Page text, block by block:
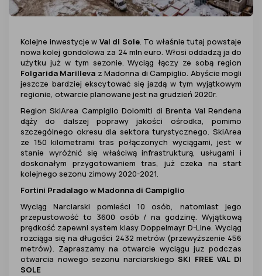
Kolejne inwestycje w Val di Sole. To właśnie tutaj powstaje
nowa kolej gondolowa za 24 mln euro. Włosi oddadzą ja do
użytku już w tym sezonie. Wyciąg łączy ze sobą region
Folgarida Marilleva z Madonna di Campiglio. Abyście mogli
jeszcze bardziej ekscytować się jazdą w tym wyjątkowym
regionie, otwarcie planowane jest na grudzień 2020r.
Region SkiArea Campiglio Dolomiti di Brenta Val Rendena
dąży do dalszej poprawy jakości ośrodka, pomimo
szczególnego okresu dla sektora turystycznego. SkiArea
ze 150 kilometrami tras połączonych wyciągami, jest w
stanie wyróżnić się właściwą infrastrukturą, usługami i
doskonałym przygotowaniem tras, już czeka na start
kolejnego sezonu zimowy 2020-2021.
Fortini Pradalago w Madonna di Campiglio
Wyciąg Narciarski pomieści 10 osób, natomiast jego
przepustowość to 3600 osób / na godzinę. Wyjątkową
prędkość zapewni system klasy Doppelmayr D-Line. Wyciąg
rozciąga się na długości 2432 metrów (przewyższenie 456
metrów). Zapraszamy na otwarcie wyciągu juz podczas
otwarcia nowego sezonu narciarskiegoSKI FREE VAL DI
SOLE